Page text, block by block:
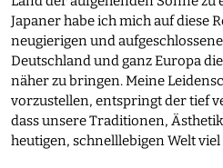
Japaner habe ich mich auf diese
neugierigen und
Deutschland und ganz Europa
näher zu bringen. Meine
vorzustellen, entspringt der tief
dass unsere Traditionen,
heutigen, schnelllebigen Welt